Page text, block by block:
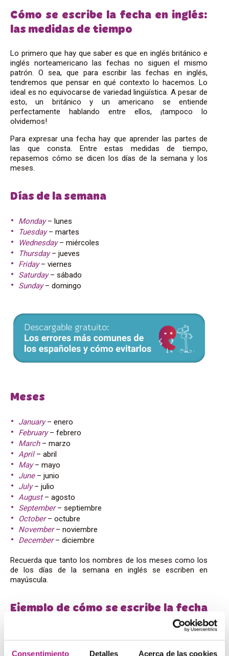
Consentimiento Detalles Acerca de las cookies
Cómo se escribe la fecha en inglés:
las medidas de tiempo
Lo primero que hay que saber es que en inglés británico e
inglés norteamericano las fechas no siguen el mismo
patrón. O sea, que para escribir las fechas en inglés,
tendremos que pensar en qué contexto lo hacemos. Lo
ideal es no equivocarse de variedad lingüística. A pesar de
esto, un británico y un americano se entiende
perfectamente hablando entre ellos, ¡tampoco lo
olvidemos!
Para expresar una fecha hay que aprender las partes de
las que consta. Entre estas medidas de tiempo,
repasemos cómo se dicen los días de la semana y los
meses.
Días de la semana
Monday– lunes
Tuesday– martes
Wednesday– miércoles
Thursday– jueves
Friday– viernes
Saturday– sábado
Sunday– domingo
Meses
January– enero
February– febrero
March – marzo
April– abril
May– mayo
June– junio
July– julio
August– agosto
September– septiembre
October– octubre
November– noviembre
December– diciembre
Recuerda que tanto los nombres de los meses como los
de los días de la semana en inglés se escriben en
mayúscula.
Ejemplo de cómo se escribe la fecha